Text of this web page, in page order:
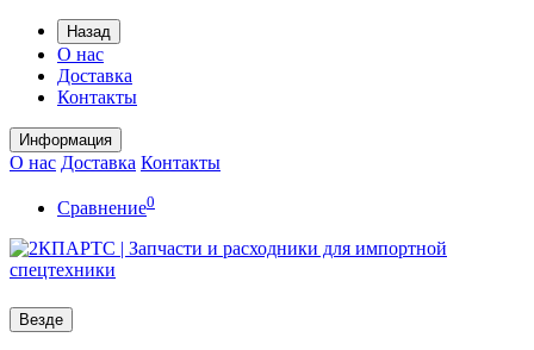
Назад
О нас
Доставка
Контакты
Информация
О нас Доставка Контакты
Сравнение0
Везде